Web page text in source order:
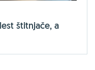
štitnjače, a